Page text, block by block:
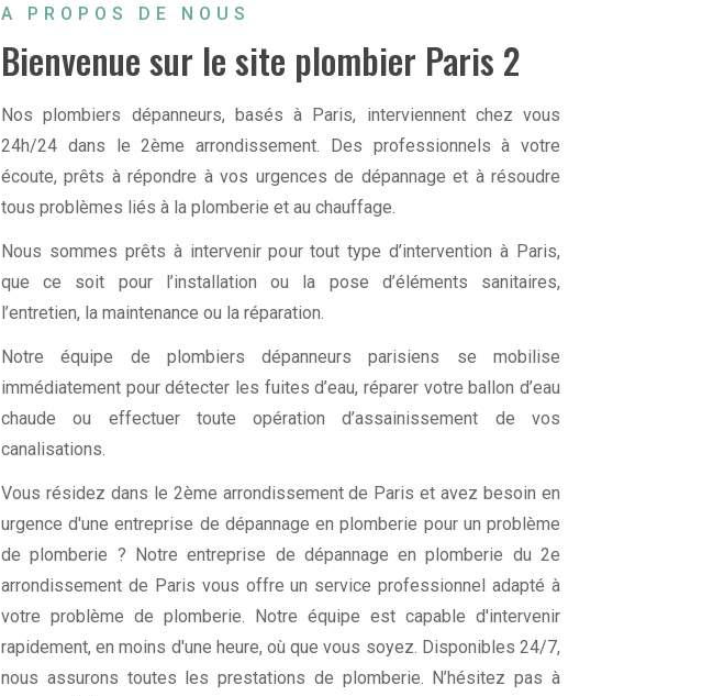
A PROPOS DE NOUS
Bienvenue sur le site plombier Paris 2
Nos plombiers dépanneurs, basés à Paris, interviennent chez vous
24h/24 dans le 2ème arrondissement. Des professionnels à votre
écoute, prêts à répondre à vos urgences de dépannage et à résoudre
tous problèmes liés à la plomberie et au chauffage.
Nous sommes prêts à intervenir pour tout type d’intervention à Paris,
que ce soit pour l’installation ou la pose d’éléments sanitaires,
l’entretien, la maintenance ou la réparation.
Notre équipe de plombiers dépanneurs parisiens se mobilise
immédiatement pour détecter les fuites d’eau, réparer votre ballon d’eau
chaude ou effectuer toute opération d’assainissement de vos
canalisations.
Vous résidez dans le 2ème arrondissement de Paris et avez besoin en
urgence d'une entreprise de dépannage en plomberie pour un problème
de plomberie ? Notre entreprise de dépannage en plomberie du 2e
arrondissement de Paris vous offre un service professionnel adapté à
votre problème de plomberie. Notre équipe est capable d'intervenir
rapidement, en moins d'une heure, où que vous soyez. Disponibles 24/7,
nous assurons toutes les prestations de plomberie. N’hésitez pas à